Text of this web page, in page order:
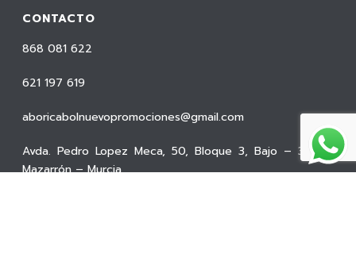
CONTACTO
868 081 622
621 197 619
aboricabolnuevopromociones@gmail.com
Avda. Pedro Lopez Meca, 50, Bloque 3, Bajo – 30877
Mazarrón – Murcia